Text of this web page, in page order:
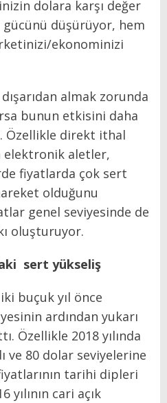
dolara karşı değer
gücünü düşürüyor, hem
ekonominizi
almak zorunda
bunun etkisini daha
Özellikle direkt ithal
elektronik aletler,
fiyatlarda çok sert
olduğunu
genel seviyesinde de
oluşturuyor.
sert yükseliş
buçuk yıl önce
ardından yukarı
Özellikle 2018 yılında
ve 80 dolar seviyelerine
tarihi dipleri
yılının cari açık